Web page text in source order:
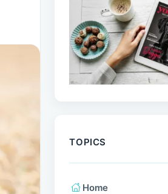
TOPICS
Home